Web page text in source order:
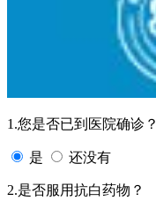
1.您是否已到医院确诊？
是 还没有
2.是否服用抗白药物？